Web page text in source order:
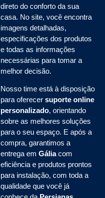
direto do conforto da sua
casa. No site, você encontra
imagens detalhadas,
especificações dos produtos
e todas as informações
necessárias para tomar a
melhor decisão.
Nosso time está à disposição
para oferecer suporte online
personalizado, orientando
sobre as melhores soluções
para o seu espaço. E após a
compra, garantimos a
entrega em Gáliacom
eficiência e produtos prontos
para instalação, com toda a
qualidade que você já